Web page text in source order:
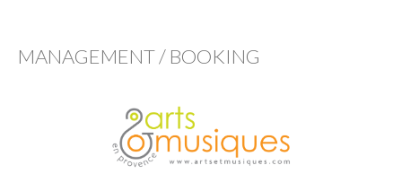
MANAGEMENT / BOOKING